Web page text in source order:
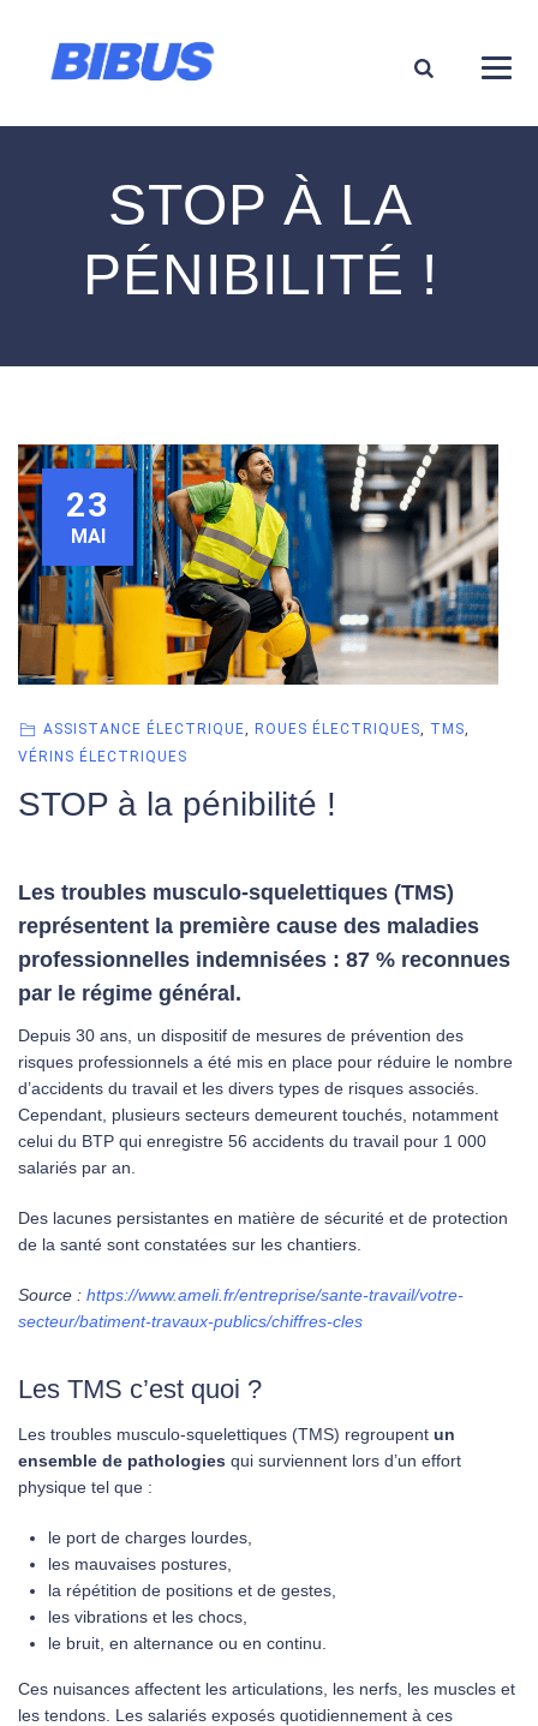
STOP À LA
PÉNIBILITÉ !
23
MAI
ASSISTANCE ÉLECTRIQUE, ROUES ÉLECTRIQUES, TMS,
VÉRINS ÉLECTRIQUES
STOP à la pénibilité !
Les troubles musculo-squelettiques (TMS)
représentent la première cause des maladies
professionnelles indemnisées : 87 % reconnues
par le régime général.
Depuis 30 ans, un dispositif de mesures de prévention des
risques professionnels a été mis en place pour réduire le nombre
d’accidents du travail et les divers types de risques associés.
Cependant, plusieurs secteurs demeurent touchés, notamment
celui du BTP qui enregistre 56 accidents du travail pour 1 000
salariés par an.
Des lacunes persistantes en matière de sécurité et de protection
de la santé sont constatées sur les chantiers.
Source : https://www.ameli.fr/entreprise/sante-travail/votre-
secteur/batiment-travaux-publics/chiffres-cles
Les TMS c’est quoi ?
Les troubles musculo-squelettiques (TMS) regroupent un
ensemble de pathologies qui surviennent lors d’un effort
physique tel que :
le port de charges lourdes,
les mauvaises postures,
la répétition de positions et de gestes,
les vibrations et les chocs,
le bruit, en alternance ou en continu.
Ces nuisances affectent les articulations, les nerfs, les muscles et
les tendons. Les salariés exposés quotidiennement à ces